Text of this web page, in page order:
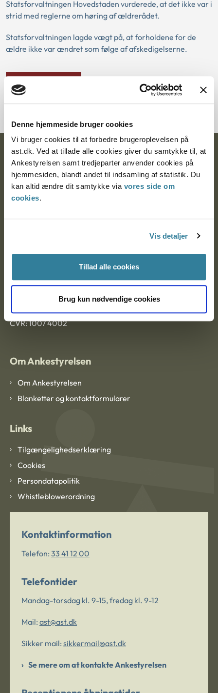
Denne hjemmeside bruger cookies
Vi bruger cookies til at forbedre brugeroplevelsen på
ast.dk. Ved at tillade alle cookies giver du samtykke til, at
Ankestyrelsen samt tredjeparter anvender cookies på
hjemmesiden, blandt andet til indsamling af statistik. Du
kan altid ændre dit samtykke via vores side om
cookies.
Vis detaljer
Tillad alle cookies
Brug kun nødvendige cookies
Statsforvaltningen Hovedstaden vurderede, at det ikke var i
strid med reglerne om høring af ældrerådet.
Statsforvaltningen lagde vægt på, at forholdene for de
ældre ikke var ændret som følge af afskedigelserne.
Download PDF
Ankestyrelsen
Postadresse:
Nytorv 7, 2. sal
EAN: 57 98 000 35 48 21
CVR: 1007 4002
Om Ankestyrelsen
Om Ankestyrelsen
Blanketter og kontaktformularer
Links
Tilgængelighedserklæring
Cookies
Persondatapolitik
Whistleblowerordning
Kontaktinformation
Telefon: 33 41 12 00
Telefontider
Mandag-torsdag kl. 9-15, fredag kl. 9-12
Mail: ast@ast.dk
Sikker mail: sikkermail@ast.dk
Se mere om at kontakte Ankestyrelsen